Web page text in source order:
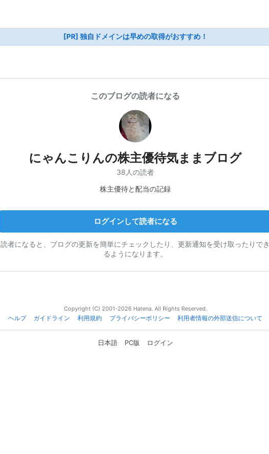
[PR] 独自ドメインは早めの取得がおすすめ！
このブログの読者になる
にゃんこりんの株主優待気ままブログ
38人の読者
株主優待と配当の記録
ログインして読者になる
読者になると、ブログの更新を簡単にチェックしたり、更新通知を受け取ったりでき
るようになります。
Copyright (C) 2001-2026 Hatena. All Rights Reserved.
ヘルプ
ガイドライン 利用規約 プライバシーポリシー 利用者情報の外部送信について
日本語 PC版 ログイン